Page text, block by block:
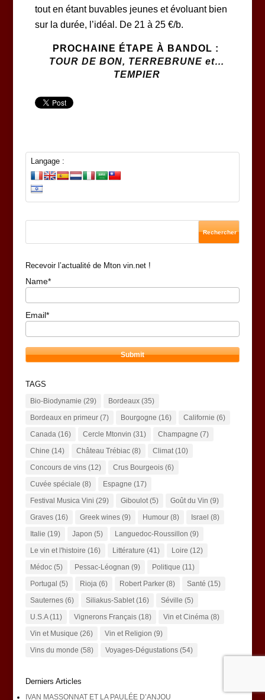
tout en étant buvables jeunes et évoluant bien
sur la durée, l’idéal. De 21 à 25 €/b.
PROCHAINE ÉTAPE À BANDOL :
TOUR DE BON, TERREBRUNE et…
TEMPIER
Langage :
Recevoir l’actualité de Mton vin.net !
Name*
Email*
TAGS
Bio-Biodynamie (29) Bordeaux(35)
Bordeaux en primeur(7) Bourgogne (16) Californie (6)
Canada (16) Cercle Mtonvin (31) Champagne (7)
Chine (14) Château Trébiac(8) Climat(10)
Concours de vins(12) Crus Bourgeois(6)
Cuvée spéciale (8) Espagne (17)
Festival Musica Vini (29) Giboulot(5) Goût du Vin (9)
Graves(16) Greek wines(9) Humour(8) Israel (8)
Italie (19) Japon (5) Languedoc-Roussillon (9)
Le vin et l'histoire (16) Littérature (41) Loire (12)
Médoc(5) Pessac-Léognan (9) Politique (11)
Portugal (5) Rioja (6) Robert Parker(8) Santé (15)
Sauternes(6) Siliakus-Sablet(16) Séville (5)
U.S.A(11) Vignerons Français(18) Vin et Cinéma (8)
Vin et Musique (26) Vin et Religion (9)
Vins du monde (58) Voyages-Dégustations(54)
Derniers Articles
IVAN MASSONNAT ET LA PAULÉE D’ANJOU